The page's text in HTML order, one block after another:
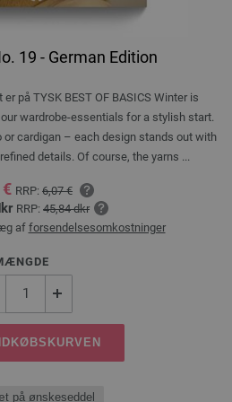
19 - German Edition
på TYSK BEST OF BASICS Winter is
wardrobe-essentials for a stylish start.
or cardigan – each design stands out with
details. Of course, the yarns ...
€ RRP: 6,07 €
RRP: 45,84 dkr
af forsendelsesomkostninger
på ønskeseddel